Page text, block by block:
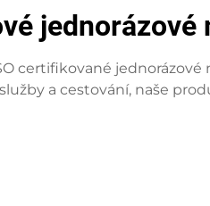
certifikované
služby a cestování, naše